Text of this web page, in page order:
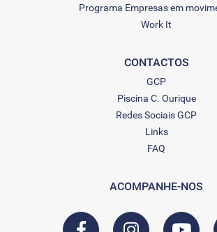
Programa Empresas em
Work It
CONTACTOS
GCP
Piscina C. Ourique
Redes Sociais GCP
Links
FAQ
ACOMPANHE-NOS